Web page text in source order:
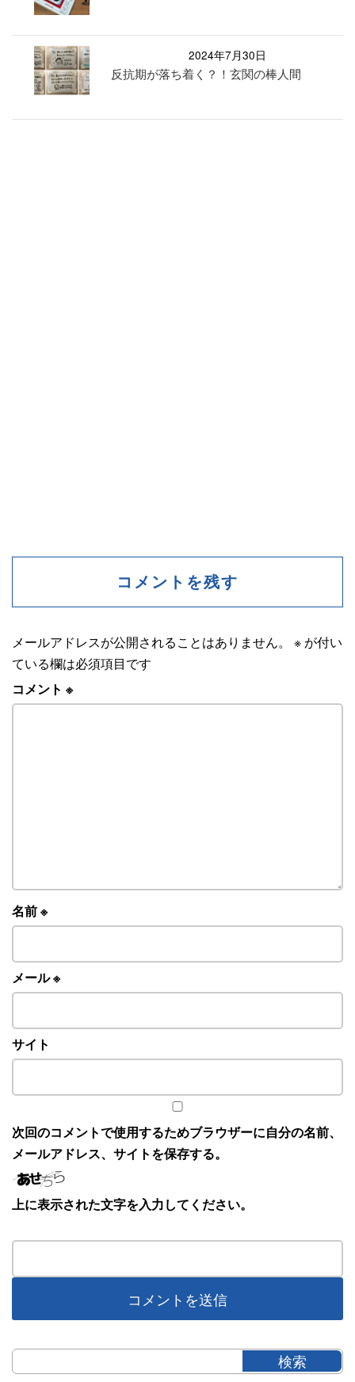
2024年7月30日
反抗期が落ち着く？！玄関の棒人間
コメントを残す
メールアドレスが公開されることはありません。 ※ が付い
ている欄は必須項目です
コメント ※
名前※
メール※
サイト
次回のコメントで使用するためブラウザーに自分の名前、
メールアドレス、サイトを保存する。
上に表示された文字を入力してください。